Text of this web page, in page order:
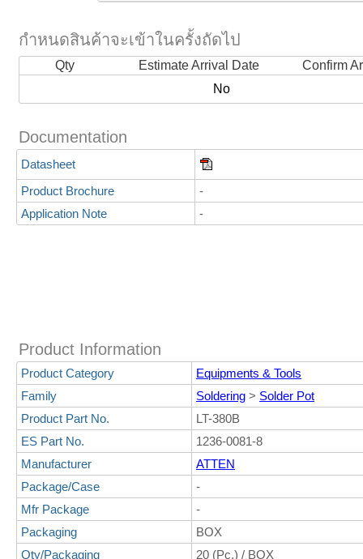
กำหนดสินค้าจะเข้าในครั้งถัดไป
Qty Estimate Arrival Date
Confirm
No
Documentation
Datasheet
Product Brochure
-
Application Note
-
Product Information
Product Category
Equipments & Tools
Family
Soldering > Solder Pot
Product Part No.
LT-380B
ES Part No.
1236-0081-8
Manufacturer
ATTEN
Package/Case
-
Mfr Package
-
Packaging
BOX
Qty/Packaging
20 (Pc.) / BOX